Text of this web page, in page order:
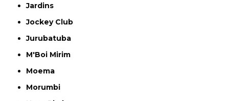
Jardins
Jockey Club
Jurubatuba
M'Boi Mirim
Moema
Morumbi